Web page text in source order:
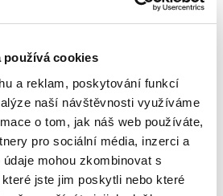
používá cookies
a reklam, poskytování funkcí
naší návštěvnosti využíváme
o tom, jak náš web používáte,
pro sociální média, inzerci a
mohou zkombinovat s
jste jim poskytli nebo které
Marita Mayer